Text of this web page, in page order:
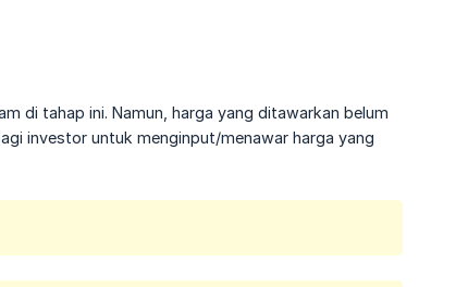
di tahap ini. Namun, harga yang ditawarkan belum
investor untuk menginput/menawar harga yang